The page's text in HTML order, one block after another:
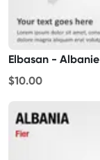
Elbasan - Albanie
$10.00